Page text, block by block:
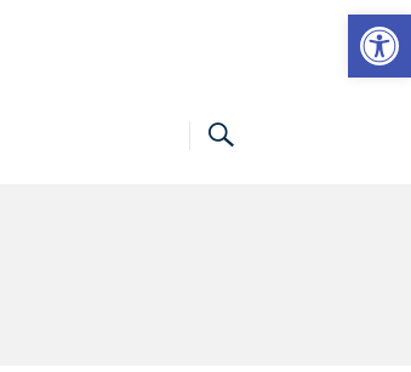
Otwórz pasek narzędzi